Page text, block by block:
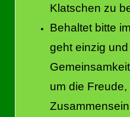
Klatschen zu
Behaltet bitte
geht einzig
um die Freude,